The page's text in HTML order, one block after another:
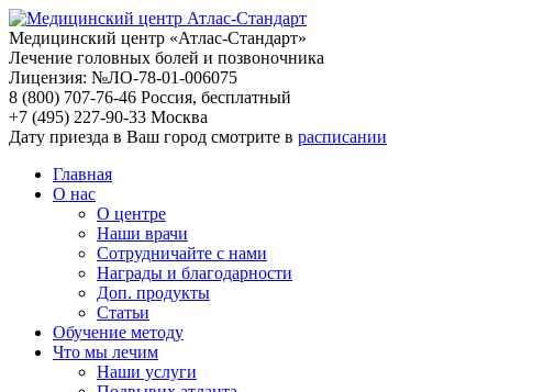
Медицинский центр «Атлас-Стандарт»
Лечение головных болей и позвоночника
Лицензия: №ЛО-78-01-006075
8 (800) 707-76-46 Россия, бесплатный
+7 (495) 227-90-33 Москва
Дату приезда в Ваш город смотрите в расписании
Главная
О нас
О центре
Наши врачи
Сотрудничайте с нами
Награды и благодарности
Доп. продукты
Статьи
Обучение методу
Что мы лечим
Наши услуги